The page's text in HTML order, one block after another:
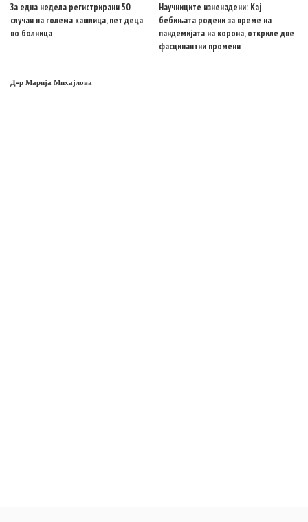
За една недела регистрирани 50
случаи на голема кашлица, пет деца
во болница
Научниците изненадени: Кај
бебињата родени за време на
пандемијата на корона, откриле две
фасцинантни промени
Д-р Марија Михајлова